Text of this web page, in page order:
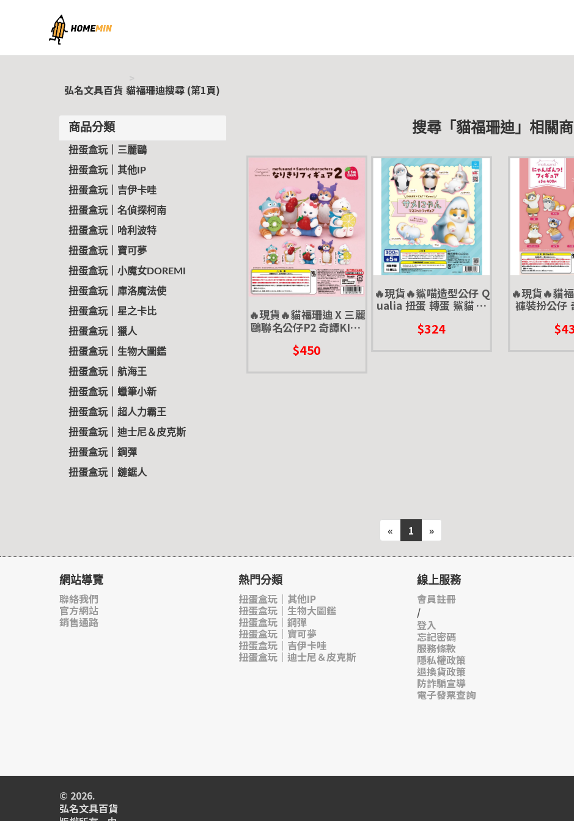
弘名文具百貨
弘名文具百貨 貓福珊迪搜尋 (第1頁)
商品分類
扭蛋盒玩｜三麗鷗
扭蛋盒玩｜其他IP
扭蛋盒玩｜吉伊卡哇
扭蛋盒玩｜名偵探柯南
扭蛋盒玩｜哈利波特
扭蛋盒玩｜寶可夢
扭蛋盒玩｜小魔女DOREMI
扭蛋盒玩｜庫洛魔法使
扭蛋盒玩｜星之卡比
扭蛋盒玩｜獵人
扭蛋盒玩｜生物大圖鑑
扭蛋盒玩｜航海王
扭蛋盒玩｜蠟筆小新
扭蛋盒玩｜超人力霸王
扭蛋盒玩｜迪士尼＆皮克斯
扭蛋盒玩｜鋼彈
扭蛋盒玩｜鏈鋸人
搜尋「貓福珊迪」相關
🔥現貨🔥貓福珊迪 X 三麗
鷗聯名公仔P2 奇譚KITA
美樂蒂 人魚漢頓
$450
🔥現貨🔥鯊喵造型公仔 Q
ualia 扭蛋 轉蛋 鯊貓 公
$324
🔥現貨🔥貓
褲裝扮公仔
裝
« 1 »
網站導覽
聯絡我們
官方網站
銷售通路
熱門分類
扭蛋盒玩｜其他IP
扭蛋盒玩｜生物大圖鑑
扭蛋盒玩｜鋼彈
扭蛋盒玩｜寶可夢
扭蛋盒玩｜吉伊卡哇
扭蛋盒玩｜迪士尼＆皮克斯
線上服務
會員註冊
/
登入
忘記密碼
服務條款
隱私權政策
退換貨政策
防詐騙宣導
電子發票查詢
© 2026.
弘名文具百貨